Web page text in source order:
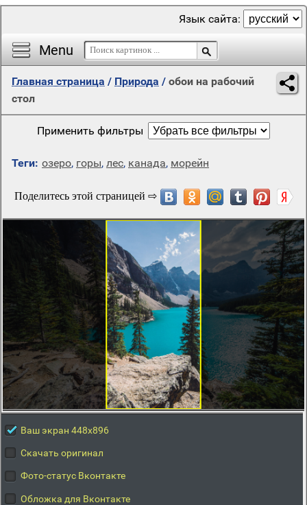
Menu
Язык сайта:
Главная страница / Природа / обои на рабочий
стол
Применить фильтры
Теги: озеро, горы, лес, канада, морейн
Ваш экран 448x896
Скачать оригинал
Фото-статус Вконтакте
Обложка для Вконтакте